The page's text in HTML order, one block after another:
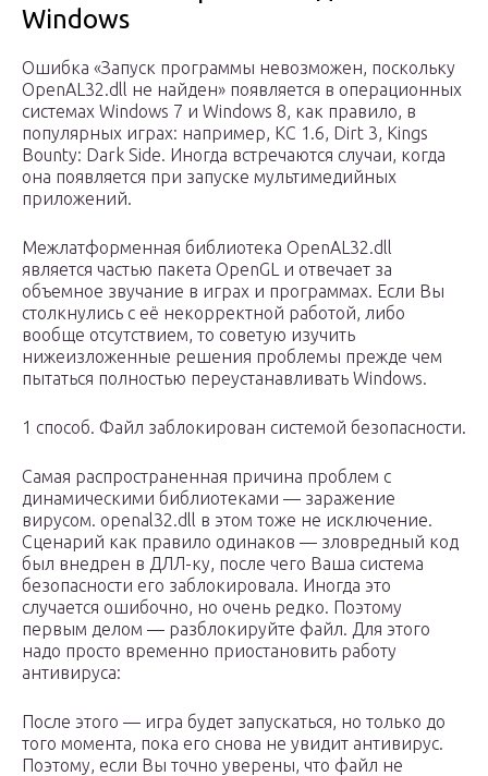
Windows
Ошибка «Запуск программы невозможен, поскольку
OpenAL32.dll не найден» появляется в операционных
системах Windows 7 и Windows 8, как правило, в
популярных играх: например, КС 1.6, Dirt 3, Kings
Bounty: Dark Side. Иногда встречаются случаи, когда
она появляется при запуске мультимедийных
приложений.
Межлатформенная библиотека OpenAL32.dll
является частью пакета OpenGL и отвечает за
объемное звучание в играх и программах. Если Вы
столкнулись с её некорректной работой, либо
вообще отсутствием, то советую изучить
нижеизложенные решения проблемы прежде чем
пытаться полностью переустанавливать Windows.
1 способ. Файл заблокирован системой безопасности.
Самая распространенная причина проблем с
динамическими библиотеками — заражение
вирусом. openal32.dll в этом тоже не исключение.
Сценарий как правило одинаков — зловредный код
был внедрен в ДЛЛ-ку, после чего Ваша система
безопасности его заблокировала. Иногда это
случается ошибочно, но очень редко. Поэтому
первым делом — разблокируйте файл. Для этого
надо просто временно приостановить работу
антивируса:
После этого — игра будет запускаться, но только до
того момента, пока его снова не увидит антивирус.
Поэтому, если Вы точно уверены, что файл не